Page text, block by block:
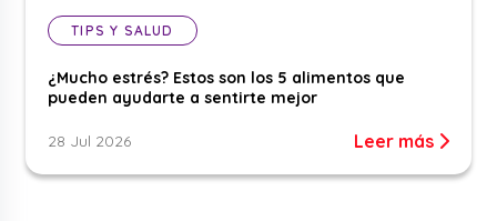
TIPS Y SALUD
¿Mucho estrés? Estos son los 5 alimentos que
pueden ayudarte a sentirte mejor
28 Jul 2026 Leer más